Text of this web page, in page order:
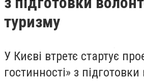
туризму
У Києві втретє стартує
гостинності» з підготовки